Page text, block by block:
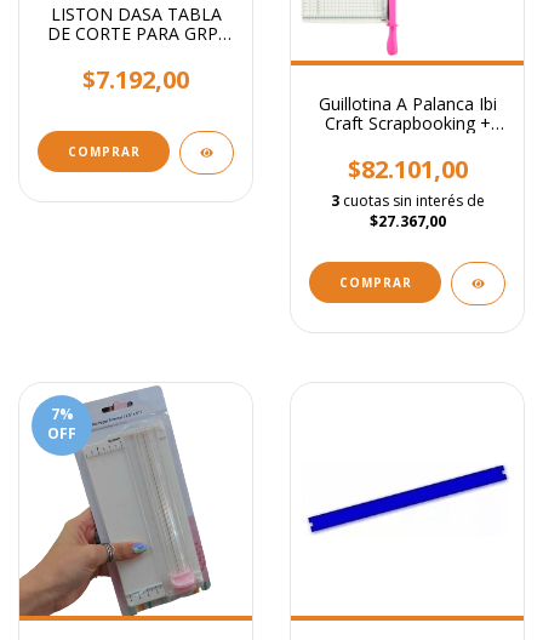
LISTON DASA TABLA
DE CORTE PARA GRP-
$7.192,00
Guillotina A Palanca Ibi
Craft Scrapbooking +
$82.101,00
3 cuotas sin interés de
$27.367,00
7%
OFF